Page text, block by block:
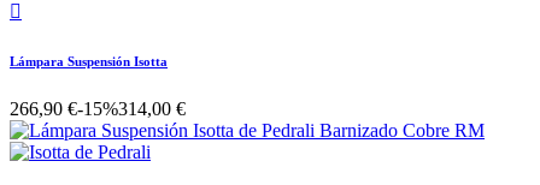

Lámpara Suspensión Isotta
266,90 €-15%314,00 €